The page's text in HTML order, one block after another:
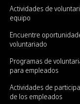
Actividades de
equipo
Encuentre
voluntariado
Programas de
para empleados
Actividades de
de los empleados